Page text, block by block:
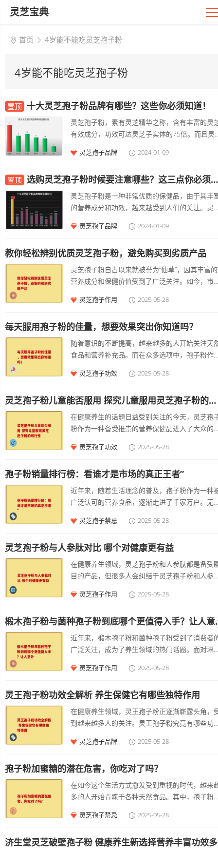
灵芝宝典
首页 4岁能不能吃灵芝孢子粉
4岁能不能吃灵芝孢子粉
置顶 十大灵芝孢子粉品牌有哪些？这些你必须知道！
灵芝孢子粉，素有灵芝精华之称，含有丰富的灵
有效成分，功效可达灵芝子实体的75倍。而且灵
重要的标准。有效成分含量一直是评选
灵芝孢子品牌 2024-01-09
置顶 选购灵芝孢子粉时候要注意哪些？这三点你必须知道
灵芝孢子粉是一种非常优质的保健品，由于其丰
的营养成分和功效，越来越受到人们的关注。灵
灵芝孢子品牌 2024-01-09
教你轻松辨别优质灵芝孢子粉，避免购买到劣质产品
灵芝孢子粉自古以来就被誉为“仙草”，因其丰富的
营养成分和保健价值受到了广泛关注。如今，市
择中，怎样才能鉴别出优质的灵芝孢子粉，避免
实用的技巧，帮助你轻松辨别优质灵芝孢子粉。
解灵芝孢子粉的基本知识 在深入了解鉴别方法之
前，先来简单认识一下灵芝孢子粉。灵芝孢子粉
营养成分，具有较高的营养价值和保健功能。通
均匀，而劣质产品往往存在色泽暗淡、杂质多、
选购时更具判断力。
灵芝孢子作用 2025-05-28
每天服用孢子粉的佳量，想要效果突出你知道吗？
随着意识的不断提高，越来越多的人开始关注天
食品和营养补充品。而在众多选项中，孢子粉作
备受关注。今天我们就来聊聊，怎样确定每天服
的基本了解 孢子粉，来源于某些菌类的孢子，经
殊工艺处理后制成的粉末。它含有丰富的氨基酸
维生素和矿物质，对提升、促进代谢有一定帮助
问：我每天要吃多少才能达到好的效果？ 适合的
生活习惯以及具体需求来调整。
灵芝孢子功效 2025-05-28
灵芝孢子粉儿童能否服用 探究儿童服用灵芝孢子粉的可行性
在健康养生的话题日益受到关注的今天，灵芝孢
粉作为一种备受推崇的营养保健品进入了大众的
童能服用吗”就成了许多家长关心的问题。 我们需
多种营养成分，如灵芝多糖、三萜类化合物、氨
酸、蛋白质等。这些成分在成人的养生保健方面
着诸多积极作用，例如灵芝多糖被认为具有调节
物可能对身体的、等方面有帮助。 但是对于儿童
段，其生理机能尚未完全成熟。目前并没有足够
的、积极的影响。儿童的系统也在不断地自然发
完善过程中，通过均衡的饮食，如摄入足够的蛋
质、维生素、矿物质等，就能够满足其正常的需
灵芝孢子功效 2025-05-28
孢子粉销量排行榜：看谁才是市场的真正王者”
近年来，随着生活理念的普及，孢子粉作为一种
广泛认可的营养食品，逐渐走进了千家万户。无
孢子粉都成为了越来越多人的选择。本文将深入
是真正的市场王者。 孢子粉的市场现状 孢子粉作
为一种新兴的保健食品，其市场需求逐年攀升。
据近期的市场调研报告显示，孢子粉的市场规模
者对产品的关注，还与孢子粉本身丰富的营养成
到越来越多消费者的青睐。
灵芝孢子禁忌 2025-05-28
灵芝孢子粉与人参肽对比 哪个对健康更有益
在健康养生领域，灵芝孢子粉和人参肽都是备受
目的产品，但很多人会纠结于灵芝孢子粉和人参
的健康需求。 一、灵芝孢子粉的独特魅力 灵芝孢
含多种多糖类物质，这些多糖具有调节的作用。
现代生活中，人们面临着各种压力和环境因素的
响，系统容易出现失衡的状况。灵芝孢子粉能够
如，经常、体质虚弱的人群，长期服用灵芝孢子
灵芝孢子作用 2025-05-28
椴木孢子粉
近年来，椴木孢子粉和菌种孢子粉受到了消费者
广泛关注，成为了养生领域的热门话题。面对琳
决：到底选择椴木孢子粉还是菌种孢子粉？我们
智的选择。 椴木孢子粉的独特优势 椴木孢子粉，
是由椴树上的某些特定真菌产生的孢子，通过自
采集和精细加工而成。这款孢子粉含有丰富的营
一种高营养价值的食品。 椴木孢子粉以其良好的
中的营养成分，非常适合日常保健。椴木孢子粉
为什么许多人将其视为美容养颜神器的原因。
灵芝孢子作用 2025-05-28
灵王孢子粉功效全解析 养生保健它有哪些独特作用
在健康养生领域，灵王孢子粉正逐渐崭露头角，
到越来越多人的关注。灵王孢子粉究竟有哪些功
的。 灵王孢子粉具有增强的显著功效。现代生活
忙碌奔波，还是生活环境中的各种菌威胁，都需
一个强大的系统来抵御。灵王孢子粉中富含多种
养成分，例如多糖类物质。这些多糖能够激活人
出更好的防御功能。就像给身体的系统注入了一
期服用灵王孢子粉，可以使身体在面对、等常见
灵芝孢子品牌 2025-05-28
孢子粉加蜜糖的潜在危害，你吃对了吗？
在如今这个生活方式愈发受到重视的时代，越来
多的人开始青睐于各种天然食品。其中，孢子粉
自都有独道的保健功效，但将二者混合食用却可
现象，帮助您理性看待孢子粉加蜜糖的搭配。 孢
灵芝孢子禁忌 2025-05-28
济生堂灵芝破壁孢子粉 健康养生新选择营养丰富功效多